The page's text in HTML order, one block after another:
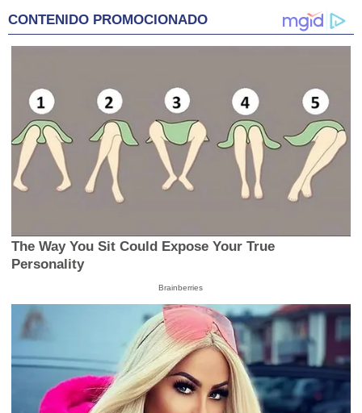
CONTENIDO PROMOCIONADO
The Way You Sit Could Expose Your True
Personality
Brainberries